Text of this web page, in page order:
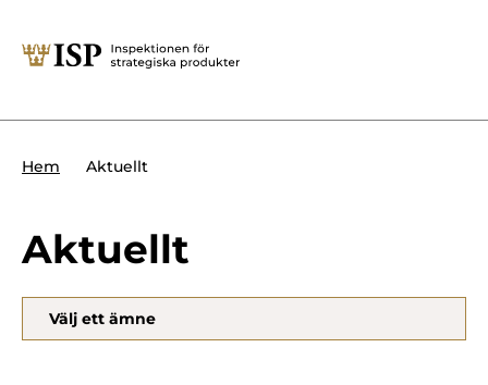
Söktips:
Regelverk
Krigsmateriel
användningsområden
Internationella sanktioner
Hem Aktuellt
Aktuellt
Välj ett ämne